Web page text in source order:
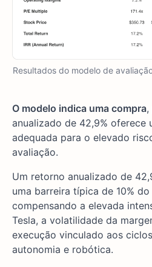
Resultados do modelo de
O modelo indica uma compra,
anualizado de 42,9% oferece
adequada para o elevado
avaliação.
Um retorno anualizado de
uma barreira típica de 10%
compensando a elevada
Tesla, a volatilidade da
execução vinculado aos
autonomia e robótica.